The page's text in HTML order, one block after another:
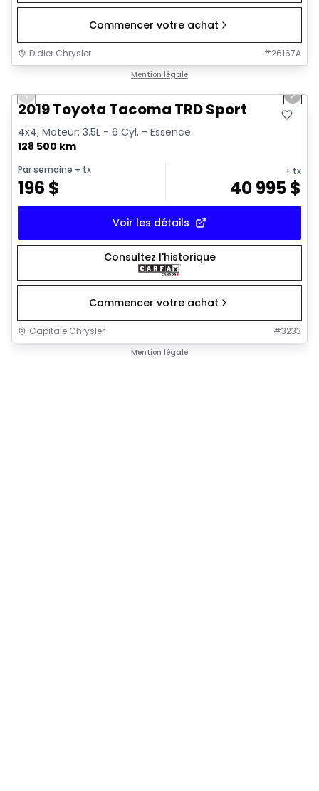
Commencer votre achat
Didier Chrysler #26167A
Mention légale
Vidéo disponible
Previous slide Next
2019 Toyota Tacoma TRD Sport
4x4, Moteur: 3.5L - 6 Cyl. - Essence
128 500 km
Par semaine + tx
196 $
+ tx
40 995$
Voir les détails
Consultez l'historique
Commencer votre achat
Capitale Chrysler #3233
Mention légale